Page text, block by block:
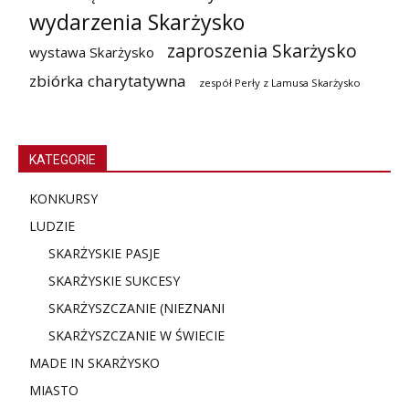
wydarzenia Skarżysko
wystawa Skarżysko zaproszenia Skarżysko
zbiórka charytatywna zespół Perły z Lamusa Skarżysko
KATEGORIE
KONKURSY
LUDZIE
SKARŻYSKIE PASJE
SKARŻYSKIE SUKCESY
SKARŻYSZCZANIE (NIEZNANI
SKARŻYSZCZANIE W ŚWIECIE
MADE IN SKARŻYSKO
MIASTO